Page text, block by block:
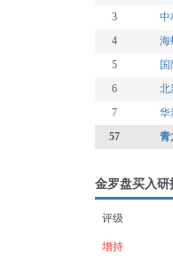
3
中
4
海
5
6
北
7
华
57
青
金罗盘买入研
评级
增持